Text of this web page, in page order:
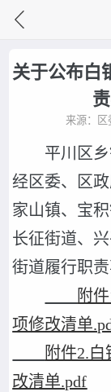
关于公布白
来源：区
平川区
经区委、区
家山镇、宝
长征街道、
街道履行职
附
项修改清单
附件2.
改清单.pdf